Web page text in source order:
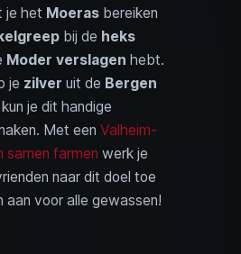
je het Moeras bereiken
bij de heks
Moder verslagen hebt.
je zilver uit de Bergen
je dit handige
Met een Valheim-
samen farmen werk je
naar dit doel toe
aan voor alle gewassen!